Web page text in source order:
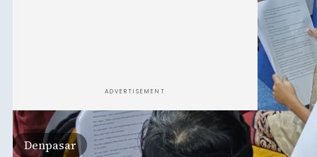
ADVERTISEMENT
Denpasar